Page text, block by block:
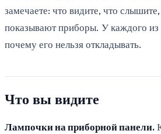
замечаете: что видите, что
показывают приборы. У каждого из
почему его нельзя откладывать.
Что вы видите
Лампочки на приборной панели.